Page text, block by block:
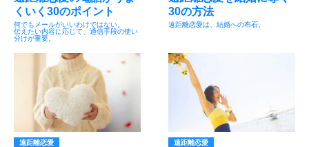
くいく30のポイント
何でもメールがいいわけではない。
伝えたい内容に応じて、通信手段の使い
分けが重要。
30の方法
遠距離恋愛は、結婚への布石。
遠距離恋愛 遠距離恋愛